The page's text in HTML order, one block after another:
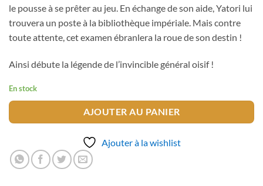
le pousse à se prêter au jeu. En échange de son aide, Yatori lui
trouvera un poste à la bibliothèque impériale. Mais contre
toute attente, cet examen ébranlera la roue de son destin !
Ainsi débute la légende de l’invincible général oisif !
En stock
AJOUTER AU PANIER
Ajouter à la wishlist